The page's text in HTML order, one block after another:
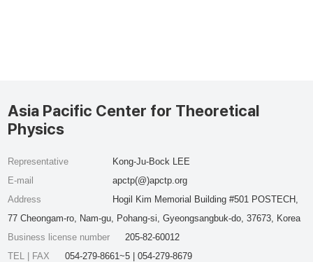
Asia Pacific Center for Theoretical
Physics
Representative
Kong-Ju-Bock LEE
E-mail
apctp(@)apctp.org
Address
Hogil Kim Memorial Building #501 POSTECH,
77 Cheongam-ro, Nam-gu, Pohang-si, Gyeongsangbuk-do, 37673, Korea
Business license number
205-82-60012
TEL | FAX
054-279-8661~5 | 054-279-8679